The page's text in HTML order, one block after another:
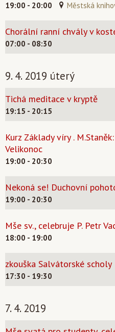
19:00 - 20:00 Městská
Chorální ranní chvály v
07:00 - 08:30
9. 4. 2019 úterý
Tichá meditace v kryptě
19:15 - 20:15
Kurz Základy víry .
Velikonoc
19:00 - 20:30
Nekoná se! Duchovní
19:00 - 20:30
Mše sv., celebruje P. Petr
18:00 - 19:00
zkouška Salvátorské scholy
17:30 - 19:30
7. 4. 2019